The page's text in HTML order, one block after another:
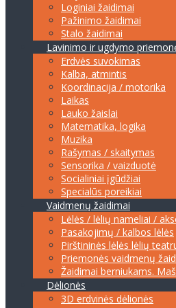
Loginiai žaidimai
Pažinimo žaidimai
Stalo žaidimai
Lavinimo ir ugdymo
Erdvės suvokimas
Kalba, atmintis
Koordinacija / motorika
Laikas
Lauko žaislai
Matematika, logika
Muzika
Rašymas / skaitymas
Sensorika / vaizduotė
Socialiniai įgūdžiai
Specialūs poreikiai
Vaidmenų žaidimai
Lėlės / lėlių nameliai /
Pasakojimų / kalbos lėlės
Pirštininės lėlės lėlių
Priemonės vaidmenų
Žaidimai berniukams.
Dėlionės
3D erdvinės dėlionės